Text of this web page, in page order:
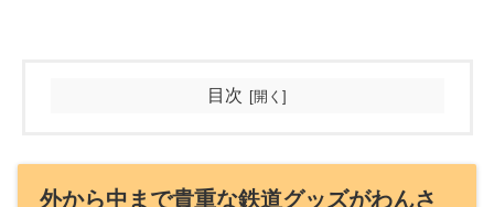
目次
外から中まで貴重な鉄道グッズがわんさ